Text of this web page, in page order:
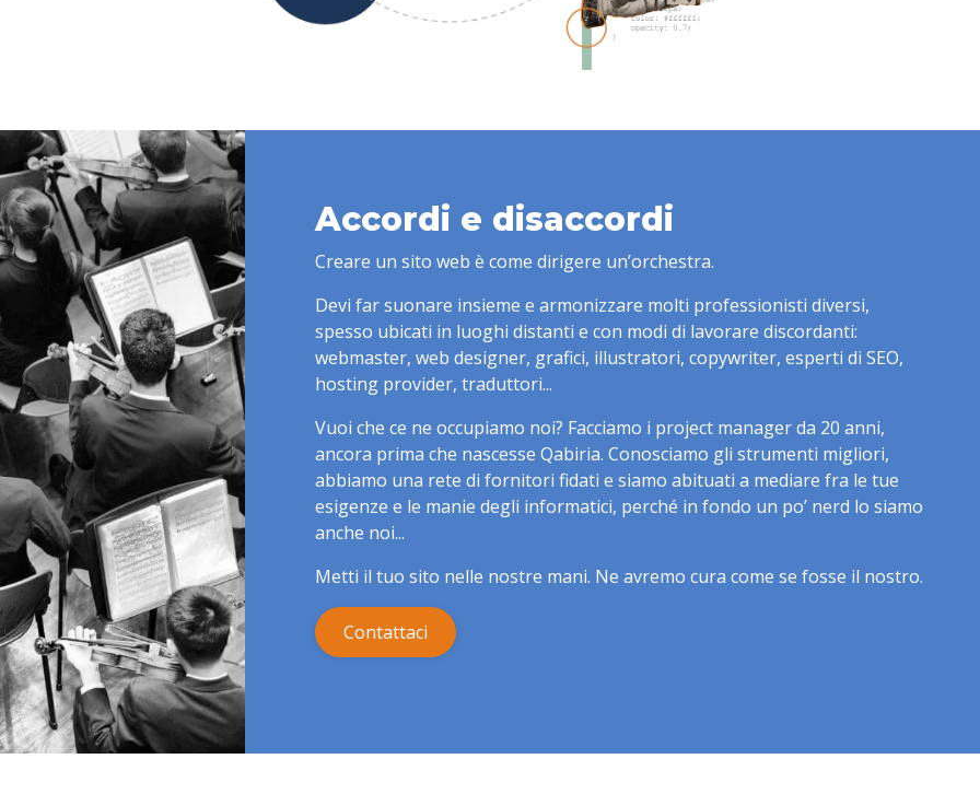
Accordi e disaccordi
Creare un sito web è come dirigere un’orchestra.
Devi far suonare insieme e armonizzare molti professionisti diversi,
spesso ubicati in luoghi distanti e con modi di lavorare discordanti:
webmaster, web designer, grafici, illustratori, copywriter, esperti di SEO,
hosting provider, traduttori...
Vuoi che ce ne occupiamo noi? Facciamo i project manager da 20 anni,
ancora prima che nascesse Qabiria. Conosciamo gli strumenti migliori,
abbiamo una rete di fornitori fidati e siamo abituati a mediare fra le tue
esigenze e le manie degli informatici, perché in fondo un po’ nerd lo siamo
anche noi...
Metti il tuo sito nelle nostre mani. Ne avremo cura come se fosse il nostro.
Contattaci